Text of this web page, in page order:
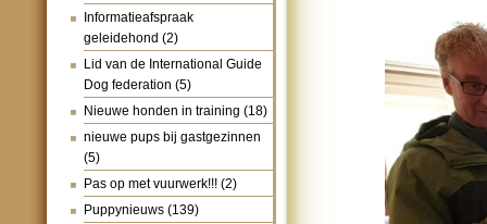
Informatieafspraak
geleidehond (2)
Lid van de International Guide
Dog federation (5)
Nieuwe honden in training (18)
nieuwe pups bij gastgezinnen
(5)
Pas op met vuurwerk!!! (2)
Puppynieuws (139)